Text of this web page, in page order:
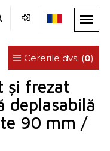
Cererile dvs. (0)
și frezat
deplasabilă
90 mm /